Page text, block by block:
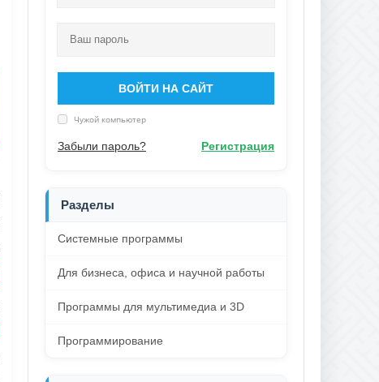
ВОЙТИ НА САЙТ
Чужой компьютер
Забыли пароль? Регистрация
Разделы
Системные программы
Для бизнеса, офиса и научной работы
Программы для мультимедиа и 3D
Программирование